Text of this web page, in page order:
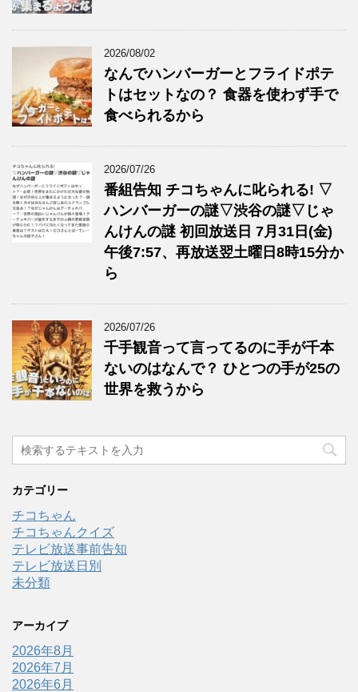
2026/08/02
なんでハンバーガーとフライドポテ
トはセットなの？ 食器を使わず手で
食べられるから
2026/07/26
番組告知 チコちゃんに叱られる! ▽
ハンバーガーの謎▽渋谷の謎▽じゃ
んけんの謎 初回放送日 7月31日(金)
午後7:57、再放送翌土曜日8時15分か
ら
2026/07/26
千手観音って言ってるのに手が千本
ないのはなんで？ ひとつの手が25の
世界を救うから
カテゴリー
チコちゃん
チコちゃんクイズ
テレビ放送事前告知
テレビ放送日別
未分類
アーカイブ
2026年8月
2026年7月
2026年6月